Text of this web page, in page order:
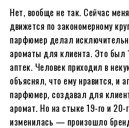
Нет, вообще не так. Сейчас
движется по закономерному
парфюмер делал
ароматы для клиента. Это был
аптек. Человек приходил в
объяснял, что ему нравится, и
парфюмер, создавал для
аромат. Но на стыке 19-го и 20-
изменилась — произошло